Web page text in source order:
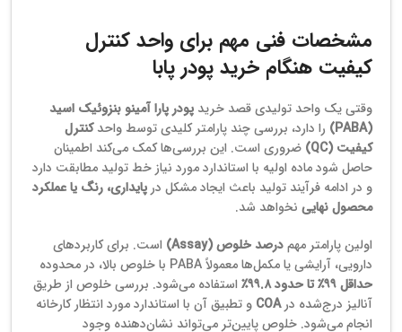
مشخصات فنی مهم برای واحد کنترل
کیفیت هنگام خرید پودر پابا
وقتی یک واحد تولیدی قصد خرید پودر پارا آمینو بنزوئیک اسید
(PABA)
را دارد، بررسی چند پارامتر کلیدی توسط واحدکنترل
کیفیت (QC)
ضروری است. این بررسی‌ها کمک می‌کند اطمینان
حاصل شود ماده اولیه با استاندارد مورد نیاز خط تولید مطابقت دارد
و در ادامه فرآیند تولید باعث ایجاد مشکل در پایداری، رنگ یا عملکرد
محصول نهایی نخواهد شد.
اولین پارامتر مهمدرصد خلوص (Assay)
است. برای کاربردهای
دارویی، آرایشی یا مکمل‌ها معمولاً PABA با خلوص بالا، در محدوده
حداقل ۹۹٪ تا حدود ۹۹.۸٪
استفاده می‌شود. بررسی خلوص از طریق
آنالیز درج‌شده درCOA و تطبیق آن با استاندارد مورد انتظار کارخانه
انجام می‌شود. خلوص پایین‌تر می‌تواند نشان‌دهنده وجود